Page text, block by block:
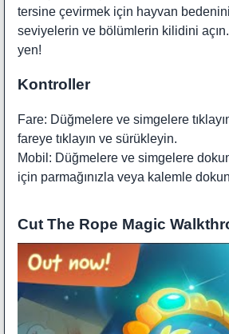
tersine çevirmek için hayvan
seviyelerin ve bölümlerin kilidini
yen!
Kontroller
Fare: Düğmelere ve simgelere
fareye tıklayın ve sürükleyin.
Mobil: Düğmelere ve simgelere
için parmağınızla veya kalemle
Cut The Rope Magic